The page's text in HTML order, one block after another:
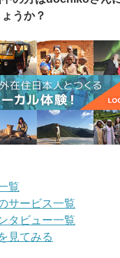
うか？
覧
サービス一覧
タビュー一覧
見てみる